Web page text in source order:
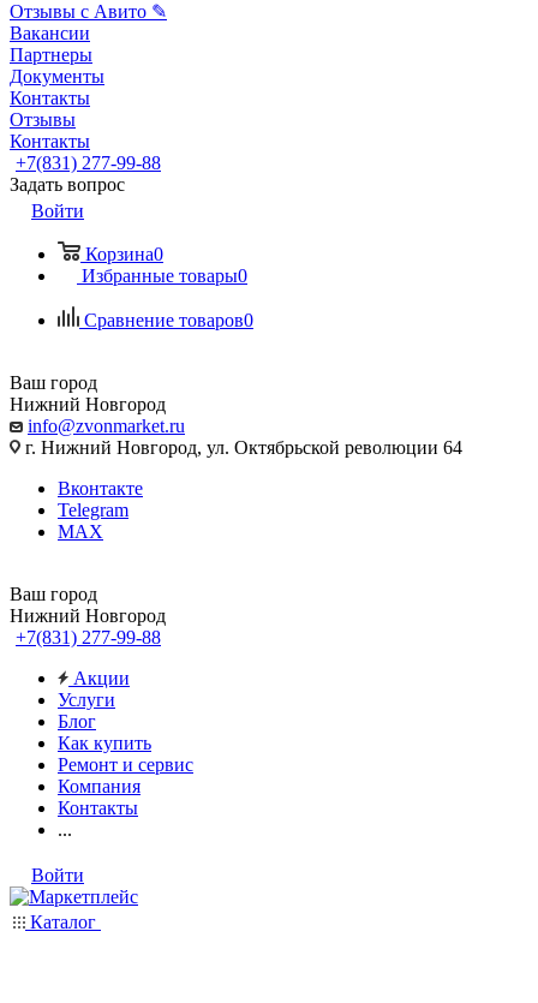
Отзывы с Авито ✎
Вакансии
Партнеры
Документы
Контакты
Отзывы
Контакты
+7(831) 277-99-88
Задать вопрос
Войти
Корзина0
Избранные товары0
Сравнение товаров0
Ваш город
Нижний Новгород
info@zvonmarket.ru
г. Нижний Новгород, ул. Октябрьской революции 64
Вконтакте
Telegram
MAX
Ваш город
Нижний Новгород
+7(831) 277-99-88
Акции
Услуги
Блог
Как купить
Ремонт и сервис
Компания
Контакты
...
Войти
Каталог